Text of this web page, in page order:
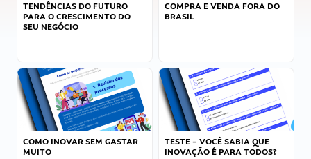
TENDÊNCIAS DO FUTURO
PARA O CRESCIMENTO DO
SEU NEGÓCIO
COMPRA E VENDA FORA DO
BRASIL
COMO INOVAR SEM GASTAR
MUITO
TESTE – VOCÊ SABIA QUE
INOVAÇÃO É PARA TODOS?